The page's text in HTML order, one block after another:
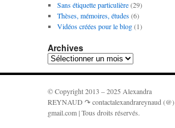
Sans étiquette particulière(29)
Thèses, mémoires, études(6)
Vidéos créées pour le blog(1)
Archives
Archives
© Copyright 2013 – 2025 Alexandra
REYNAUD ↷ contactalexandrareynaud (@)
gmail.com | Tous droits réservés.